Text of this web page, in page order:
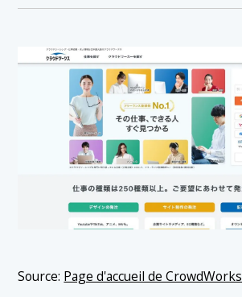
Source: Page d'accueil de CrowdWorks